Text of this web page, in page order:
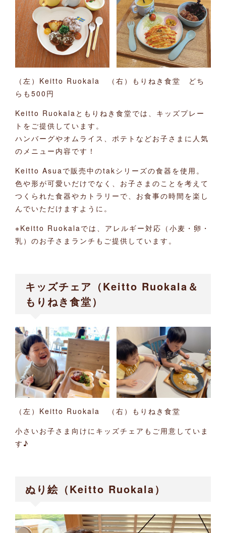
（左）Keitto Ruokala （右）もりねき食堂 どち
らも500円
Keitto Ruokalaともりねき食堂では、キッズプレー
トをご提供しています。
ハンバーグやオムライス、ポテトなどお子さまに人気
のメニュー内容です！
Keitto Asuaで販売中のtakシリーズの食器を使用。
色や形が可愛いだけでなく、お子さまのことを考えて
つくられた食器やカトラリーで、お食事の時間を楽し
んでいただけますように。
※Keitto Ruokalaでは、アレルギー対応（小麦・卵・
乳）のお子さまランチもご提供しています。
キッズチェア（Keitto Ruokala＆
もりねき食堂）
（左）Keitto Ruokala （右）もりねき食堂
小さいお子さま向けにキッズチェアもご用意していま
す♪
ぬり絵（Keitto Ruokala）